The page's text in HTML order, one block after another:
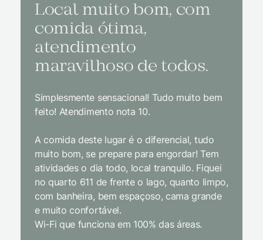
Local muito bom, com
comida ótima,
atendimento
maravilhoso de todos.
Simplesmente sensacional! Tudo muito bem
feito! Atendimento nota 10.
A comida deste lugar é o diferencial, tudo
muito bom, se prepare para engordar! Tem
atividades o dia todo, local tranquilo. Fiquei
no quarto 611 de frente o lago, quanto limpo,
com banheira, bem espaçoso, cama grande
e muito confortável.
Wi-Fi que funciona em 100% das áreas.